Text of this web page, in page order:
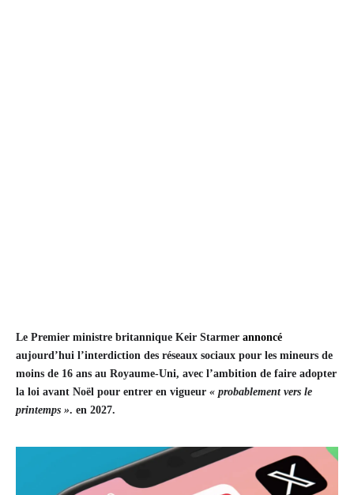
Le Premier ministre britannique Keir Starmer annoncé
aujourd’hui l’interdiction des réseaux sociaux pour les mineurs de
moins de 16 ans au Royaume-Uni, avec l’ambition de faire adopter
la loi avant Noël pour entrer en vigueur « probablement vers le
printemps ». en 2027.